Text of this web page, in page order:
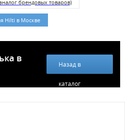
брендовых товаров)
Hilti в Москве
в
Назад в
каталог